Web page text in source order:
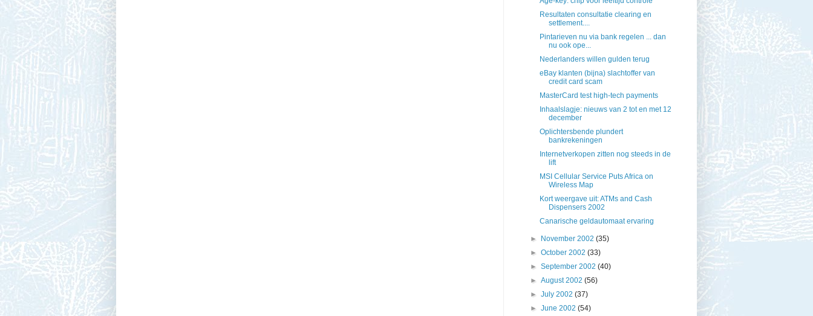
Resultaten consultatie clearing en
settlement....
Pintarieven nu via bank regelen ... dan
nu ook ope...
Nederlanders willen gulden terug
eBay klanten (bijna) slachtoffer van
credit card scam
MasterCard test high-tech payments
Inhaalslagje: nieuws van 2 tot en met 12
december
Oplichtersbende plundert
bankrekeningen
Internetverkopen zitten nog steeds in de
lift
MSI Cellular Service Puts Africa on
Wireless Map
Kort weergave uit: ATMs and Cash
Dispensers 2002
Canarische geldautomaat ervaring
► November 2002(35)
►October 2002(33)
►September 2002(40)
►August 2002(56)
►July 2002(37)
►June 2002(54)